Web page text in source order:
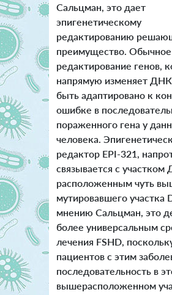
Сальцман, это дает
эпигенетическому
редактированию
преимущество. Обычное
редактирование генов,
напрямую изменяет
быть адаптировано к
ошибке в
пораженного гена у
человека.
редактор EPI-321,
связывается с участком
расположенным чуть
мутировавшего участка
мнению Сальцман, это
более универсальным
лечения FSHD,
пациентов с этим
последовательность в
вышерасположенном